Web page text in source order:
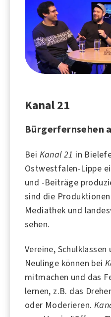
Kanal 21
Bürgerfernsehen
Bei Kanal 21 in
Ostwestfalen-Lippe
und -Beiträge
sind die
Mediathek und
sehen.
Vereine,
Neulinge können bei
mitmachen und das
lernen, z.B. das
oder Moderieren.